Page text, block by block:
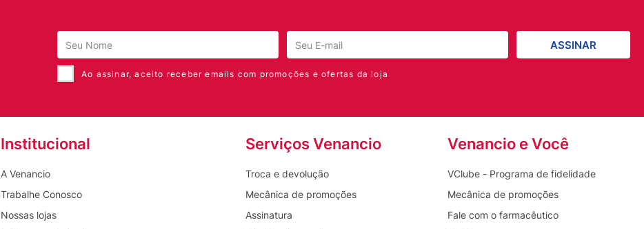
ASSINAR
Ao assinar, aceito receber emails com promoções e ofertas da loja
Institucional
A Venancio
Trabalhe Conosco
Nossas lojas
Serviços Venancio
Troca e devolução
Mecânica de promoções
Assinatura
Venancio e Você
VClube - Programa de fidelidade
Mecânica de promoções
Fale com o farmacêutico